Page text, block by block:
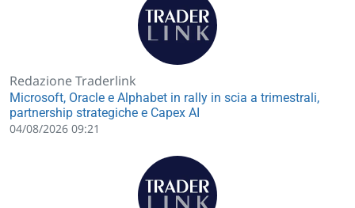
Redazione Traderlink
Microsoft, Oracle e Alphabet in rally in scia a trimestrali,
partnership strategiche e Capex AI
04/08/2026 09:21